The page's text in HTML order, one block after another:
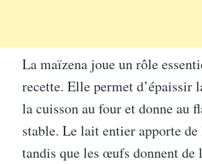
La maïzena joue un rôle
recette. Elle permet d’épaissir
la cuisson au four et donne au
stable. Le lait entier apporte de
tandis que les œufs donnent de